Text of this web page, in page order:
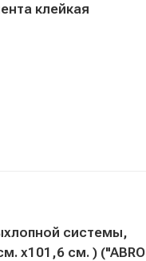
клейкая
системы,
x101,6 см. ) ("ABRO